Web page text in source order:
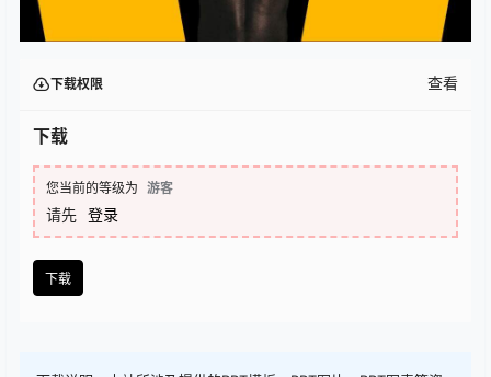
下载权限 查看
下载
您当前的等级为 游客
请先 登录
下载